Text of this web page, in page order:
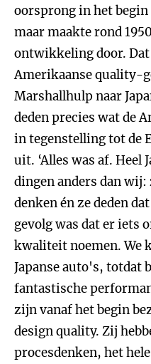
oorsprong in het
maar maakte rond
ontwikkeling door. Dat
Amerikaanse quality-
Marshallhulp naar
deden precies wat de
in tegenstelling tot de
uit. ‘Alles was af. Heel
dingen anders dan
denken én ze deden
gevolg was dat er iets
kwaliteit noemen. We
Japanse auto's, totdat
fantastische
zijn vanaf het begin
design quality. Zij
procesdenken, het